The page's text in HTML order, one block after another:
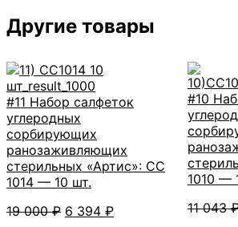
Другие товары
#11 Набор салфеток
углеродных
сорбирующих
ранозаживляющих
стерильных «Артис»: СС
1014 — 10 шт.
19 000₽ Первоначальная
6 394 ₽Текущая
#10
1010 —
11 043